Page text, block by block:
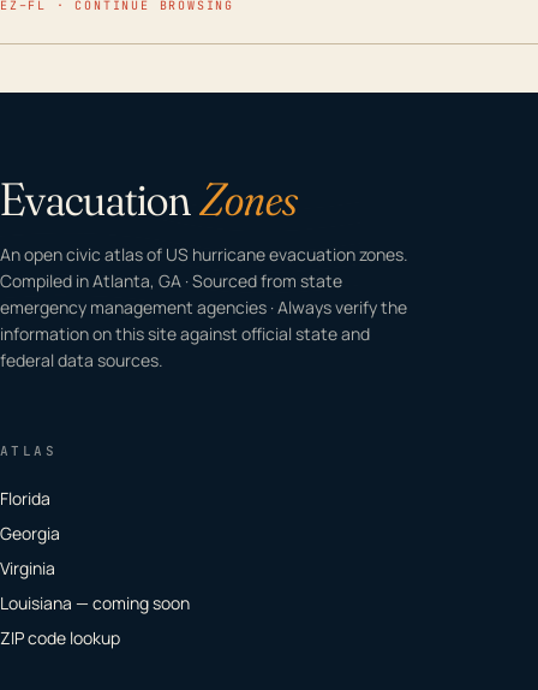
EZ–FL · CONTINUE BROWSING
EvacuationZones
An open civic atlas of US hurricane evacuation zones.
Compiled in Atlanta, GA · Sourced from state
emergency management agencies · Always verify the
information on this site against official state and
federal data sources.
ATLAS
Florida
Georgia
Virginia
Louisiana — coming soon
ZIP code lookup